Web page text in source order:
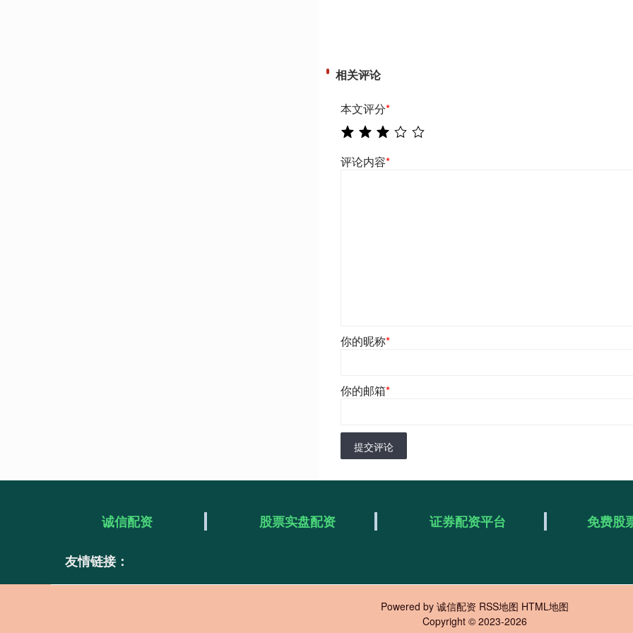
相关评论
本文评分*
评论内容*
你的昵称*
你的邮箱*
提交评论
诚信配资 股票实盘配资 证券配资平台 免费股
友情链接：
Powered by 诚信配资 RSS地图 HTML地图
Copyright © 2023-2026